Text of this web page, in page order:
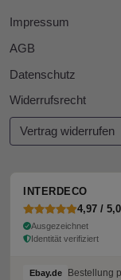
Impressum
AGB
Datenschutz
Widerrufsrecht
Vertrag widerrufen
INTERDECO
4,97 /
Ausgezeichnet
Identität verifiziert
Ebay.de Bestellung